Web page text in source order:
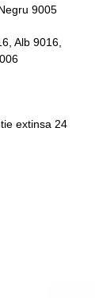
9005
Alb 9016,
extinsa 24